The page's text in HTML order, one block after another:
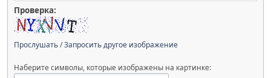
Проверка:
Прослушать/Запросить другое изображение
Наберите символы, которые изображены на картинке: